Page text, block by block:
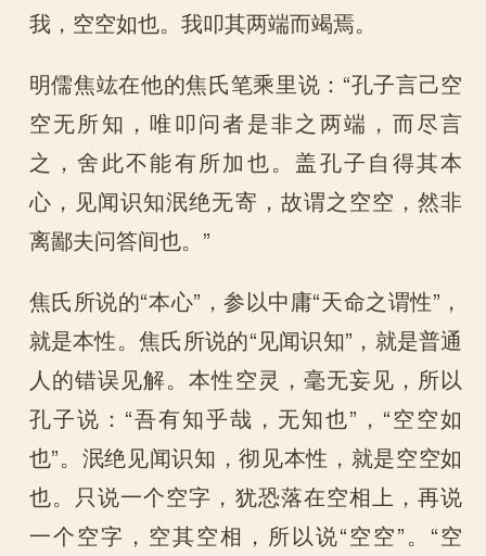
我，空空如也。我叩其两端而竭焉。
明儒焦竑在他的焦氏笔乘里说：“孔子言己空
空无所知，唯叩问者是非之两端，而尽言
之，舍此不能有所加也。盖孔子自得其本
心，见闻识知泯绝无寄，故谓之空空，然非
离鄙夫问答间也。”
焦氏所说的“本心”，参以中庸“天命之谓性”，
就是本性。焦氏所说的“见闻识知”，就是普通
人的错误见解。本性空灵，毫无妄见，所以
孔子说：“吾有知乎哉，无知也”，“空空如
也”。泯绝见闻识知，彻见本性，就是空空如
也。只说一个空字，犹恐落在空相上，再说
一个空字，空其空相，所以说“空空”。“空